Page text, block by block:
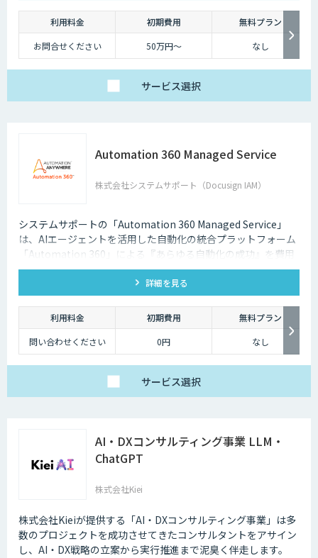
利用料金 初期費用
無料プラン
お問合せください
50万円〜 なし
サービス選択
Automation 360 Managed Service
株式会社システムサポート（Docusign IAM）
システムサポートの「Automation 360 Managed Service」
は、AIエージェントを活用した自動化の統合プラットフォーム
「Automation 360」による『あらゆる自動化の成功』を費用
を抑えて提供します。
詳細を見る
利用料金 初期費用
無料プラン
問い合わせください
0円 なし
サービス選択
AI・DXコンサルティング事業 LLM・
ChatGPT
株式会社Kiei
株式会社Kieiが提供する「AI・DXコンサルティング事業」は多
数のプロジェクトを成功させてきたコンサルタントをアサイン
し、AI・DX戦略の立案から実行推進まで泥臭く伴走します。